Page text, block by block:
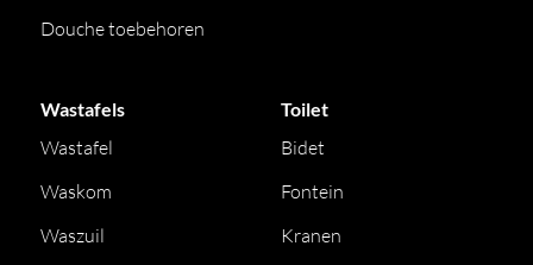
Douche toebehoren
Wastafels
Wastafel
Waskom
Waszuil
Toilet
Bidet
Fontein
Kranen